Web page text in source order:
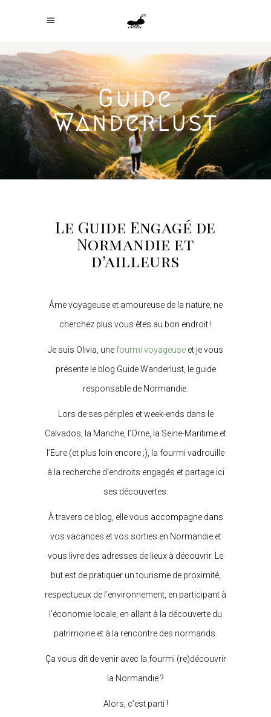
Guide
Wanderlust
Le Guide Engagé de
Normandie et
d’ailleurs
Âme voyageuse et amoureuse de la nature, ne
cherchez plus vous êtes au bon endroit !
Je suis Olivia, une fourmi voyageuse et je vous
présente le blog Guide Wanderlust, le guide
responsable de Normandie.
Lors de ses périples et week-ends dans le
Calvados, la Manche, l’Orne, la Seine-Maritime et
l’Eure (et plus loin encore ;), la fourmi vadrouille
à la recherche d’endroits engagés et partage ici
ses découvertes.
À travers ce blog, elle vous accompagne dans
vos vacances et vos sorties en Normandie et
vous livre des adresses de lieux à découvrir. Le
but est de pratiquer un tourisme de proximité,
respectueux de l’environnement, en participant à
l’économie locale, en allant à la découverte du
patrimoine et à la rencontre des normands.
Ça vous dit de venir avec la fourmi (re)découvrir
la Normandie ?
Alors, c’est parti !